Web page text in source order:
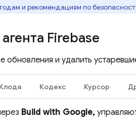
и рекомендациям по
Firebase
обновления и удалить
Кодекс Курсор
Build with Google,